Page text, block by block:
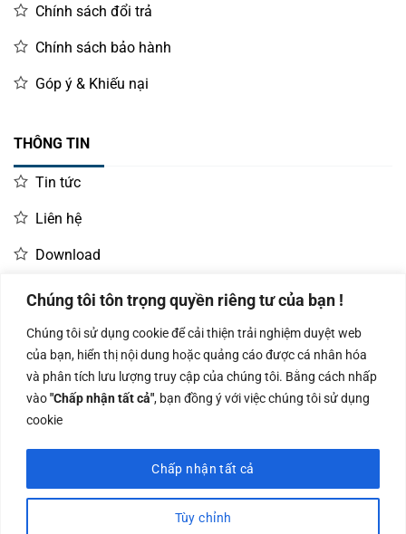
Chúng tôi tôn trọng quyền riêng tư của bạn !
Chúng tôi sử dụng cookie để cải thiện trải nghiệm duyệt web
của bạn, hiển thị nội dung hoặc quảng cáo được cá nhân hóa
và phân tích lưu lượng truy cập của chúng tôi. Bằng cách nhấp
vào"Chấp nhận tất cả", bạn đồng ý với việc chúng tôi sử dụng
cookie
Tùy chỉnh
Chấp nhận tất cả
Chính sách đổi trả
Chính sách bảo hành
Góp ý & Khiếu nại
THÔNG TIN
Tin tức
Liên hệ
Download
LIÊN HỆ MUA HÀNG
Kinh doanh:
0966.93.1717
KD Dự Án: 0987
835 345
Kế Toán:
0987.919.040
Công ty TNHH Nam Bình Xương - Số ĐKKD: 0108783483 cấp ngày
14/06/2019 bởi Sở Kế Hoạch và Đầu Tư Tp. Hà Nội